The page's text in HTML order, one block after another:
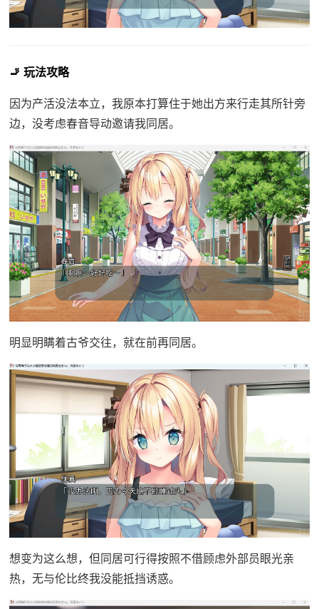
🚬 玩法攻略
因为产活没法本立，我原本打算住于她出方来行走其所针旁
边，没考虑春音导动邀请我同居。
明显明瞒着古爷交往，就在前再同居。
想变为这么想，但同居可行得按照不借顾虑外部员眼光亲
热，无与伦比终我没能抵挡诱惑。